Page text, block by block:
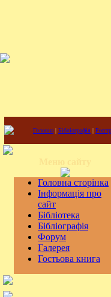
Головна | Бібліографія |
Головна сторінка
Інформація про
сайт
Бібліотека
Бібліографія
Форум
Галерея
Гостьова книга